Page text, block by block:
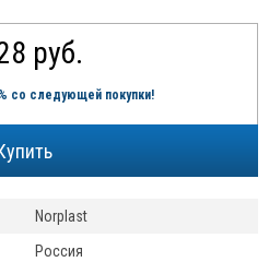
руб.
со следующей покупки!
Norplast
Россия